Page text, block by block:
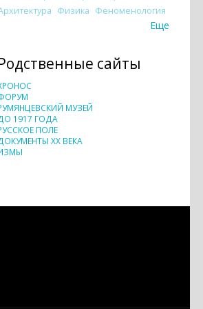
Физика Феноменология
Еще
сайты
МУЗЕЙ
1917 ГОДА
ПОЛЕ
XX ВЕКА